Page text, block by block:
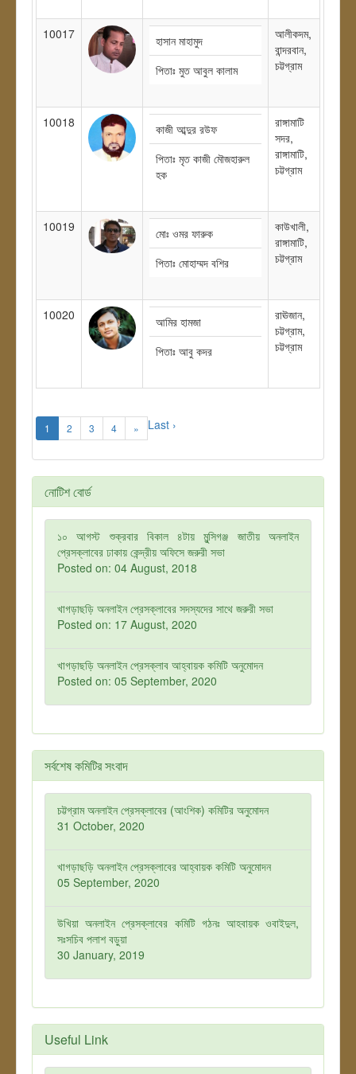
10017
হাসান মাহামুদ
পিতাঃ মুত আবুল কালাম
আলীকদম,
বান্দরবান,
চট্টগ্রাম
10018
কাজী আব্দুর রউফ
পিতাঃ মৃত কাজী মৌজহারুল
হক
রাঙ্গামাটি
সদর,
রাঙ্গামাটি,
চট্টগ্রাম
10019
মোঃ ওমর ফারুক
পিতাঃ মোহাম্মদ বশির
কাউখালী,
রাঙ্গামাটি,
চট্টগ্রাম
10020
আমির হামজা
পিতাঃ আবু কদর
রাঊজান,
চট্টগ্রাম,
চট্টগ্রাম
1 2 3 4 » Last ›
নোটিশ বোর্ড
১০ আগস্ট শুক্রবার বিকাল ৪টায় মুন্সিগঞ্জ জাতীয় অনলাইন
প্রেসক্লাবের ঢাকায় কেন্দ্রীয় অফিসে জরুরী সভা
Posted on: 04 August, 2018
খাগড়াছড়ি অনলাইন প্রেসক্লাবের সদস্যদের সাথে জরুরী সভা
Posted on: 17 August, 2020
খাগড়াছড়ি অনলাইন প্রেসক্লাব আহ্বায়ক কমিটি অনুমোদন
Posted on: 05 September, 2020
সর্বশেষ কমিটির সংবাদ
চট্টগ্রাম অনলাইন প্রেসক্লাবের (আংশিক) কমিটির অনুমোদন
31 October, 2020
খাগড়াছড়ি অনলাইন প্রেসক্লাবের আহ্বায়ক কমিটি অনুমোদন
05 September, 2020
উখিয়া অনলাইন প্রেসক্লাবের কমিটি গঠনঃ আহবায়ক ওবাইদুল,
সঃসচিব পলাশ বড়ুয়া
30 January, 2019
Useful Link